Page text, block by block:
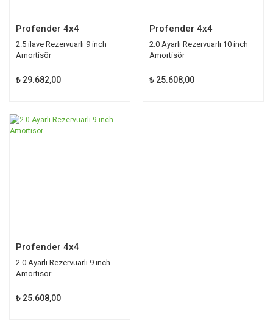
Profender 4x4
2.5 ilave Rezervuarlı 9 inch
Amortisör
₺ 29.682,00
Profender 4x4
2.0 Ayarlı Rezervuarlı 10 inch
Amortisör
₺ 25.608,00
TÜKENDİ
Profender 4x4
2.0 Ayarlı Rezervuarlı 9 inch
Amortisör
₺ 25.608,00